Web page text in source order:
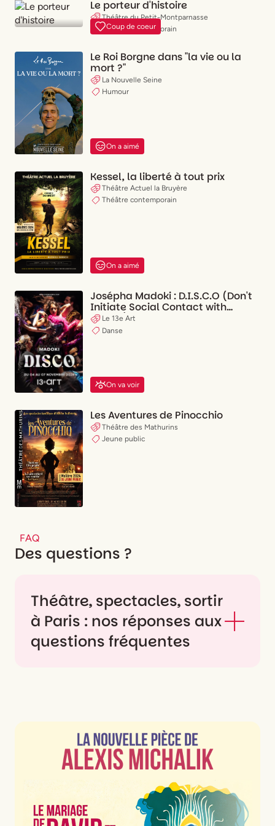
Le porteur d'histoire
Théâtre du Petit-Montparnasse
Théâtre contemporain
Coup de coeur
Le Roi Borgne dans "la vie ou la
mort ?"
La Nouvelle Seine
Humour
On a aimé
Kessel, la liberté à tout prix
Théâtre Actuel la Bruyère
Théâtre contemporain
On a aimé
Josépha Madoki : D.I.S.C.O (Don't
Initiate Social Contact with
Others)
Le 13e Art
Danse
On va voir
Les Aventures de Pinocchio
Théâtre des Mathurins
Jeune public
FAQ
Des questions ?
Théâtre, spectacles, sortir
à Paris : nos réponses aux
questions fréquentes
end à Paris ?
Ça dépend de votre humeur, et c'est tant
mieux. Le week-end parisien, c'est
l'occasion de tester un truc dont vos amis
parlent depuis des semaines, de voir un